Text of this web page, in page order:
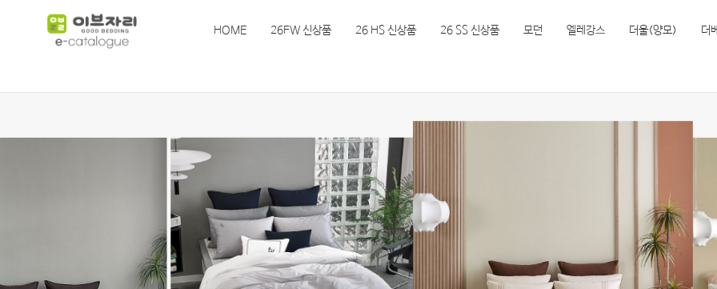
HOME 26FW 신상품 26 HS 신상품 26 SS 신상품 모던 엘레강스 더울(양모) 더